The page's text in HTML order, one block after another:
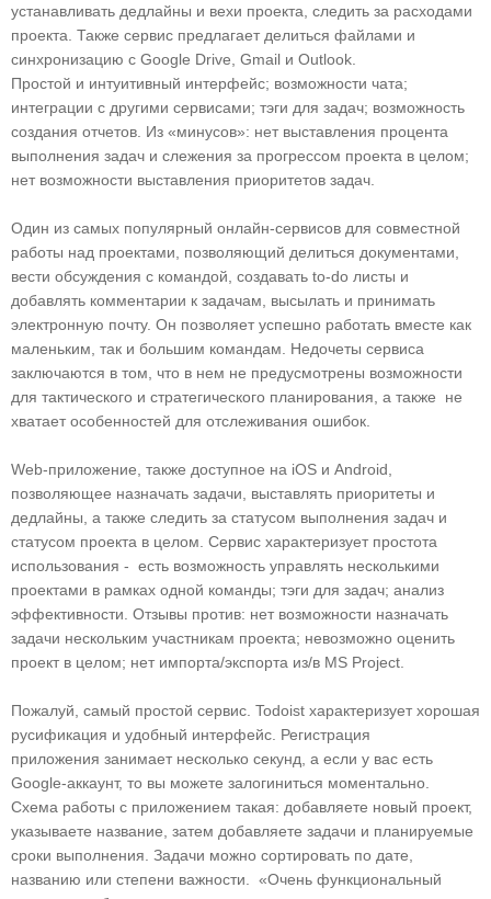
устанавливать дедлайны и вехи проекта, следить за расходами
проекта. Также сервис предлагает делиться файлами и
синхронизацию с Google Drive, Gmail и Outlook.
Простой и интуитивный интерфейс; возможности чата;
интеграции с другими сервисами; тэги для задач; возможность
создания отчетов. Из «минусов»: нет выставления процента
выполнения задач и слежения за прогрессом проекта в целом;
нет возможности выставления приоритетов задач.
Oдин из самых популярный онлайн-сервисов для совместной
работы над проектами, позволяющий делиться документами,
вести обсуждения с командой, создавать to-do листы и
добавлять комментарии к задачам, высылать и принимать
электронную почту. Он позволяет успешно работать вместе как
маленьким, так и большим командам. Недочеты сервиса
заключаются в том, что в нем не предусмотрены возможности
для тактического и стратегического планирования, а также не
хватает особенностей для отслеживания ошибок.
Web-приложение, также доступное на iOS и Android,
позволяющее назначать задачи, выставлять приоритеты и
дедлайны, а также следить за статусом выполнения задач и
статусом проекта в целом. Сервис характеризует простота
использования - есть возможность управлять несколькими
проектами в рамках одной команды; тэги для задач; анализ
эффективности. Отзывы против: нет возможности назначать
задачи нескольким участникам проекта; невозможно оценить
проект в целом; нет импорта/экспорта из/в MS Project.
Пожалуй, самый простой сервис. Todoist характеризует хорошая
русификация и удобный интерфейс. Регистрация
приложения занимает несколько секунд, а если у вас есть
Google-аккаунт, то вы можете залогиниться моментально.
Схема работы с приложением такая: добавляете новый проект,
указываете название, затем добавляете задачи и планируемые
сроки выполнения. Задачи можно сортировать по дате,
названию или степени важности. «Очень функциональный